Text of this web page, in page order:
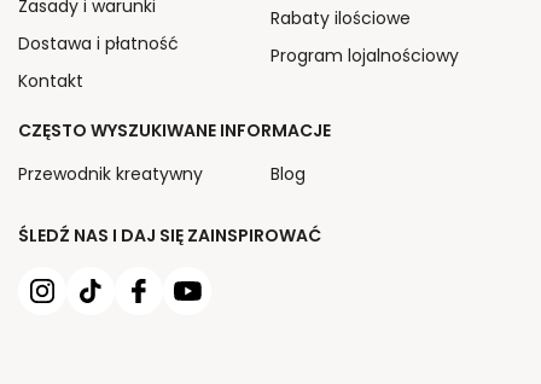
ŚLEDŹ NAS I DAJ SIĘ ZAINSPIROWAĆ
Zasady i warunki
Dostawa i płatność
Kontakt
Rabaty ilościowe
Program lojalnościowy
CZĘSTO WYSZUKIWANE INFORMACJE
Przewodnik kreatywny
Blog